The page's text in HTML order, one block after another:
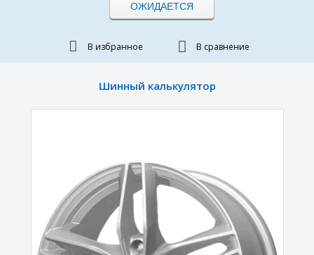
ОЖИДАЕТСЯ
В избранное В сравнение
Шинный калькулятор